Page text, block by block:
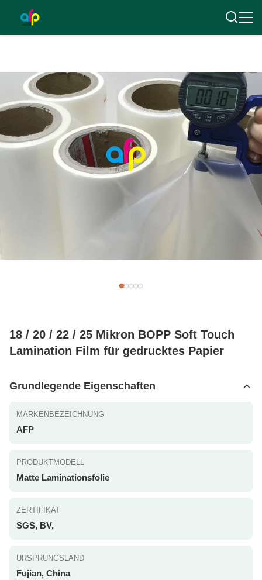
18 / 20 / 22 / 25 Mikron BOPP Soft Touch
Lamination Film für gedrucktes Papier
Grundlegende Eigenschaften
MARKENBEZEICHNUNG
AFP
PRODUKTMODELL
Matte Laminationsfolie
ZERTIFIKAT
SGS, BV,
URSPRUNGSLAND
Fujian, China